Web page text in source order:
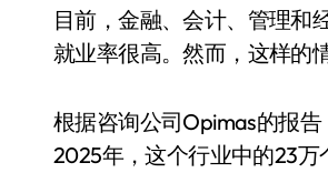
目前，金融、会计、管理和
就业率很高。然而，这样的
根据咨询公司Opimas的报
2025年，这个行业中的23万